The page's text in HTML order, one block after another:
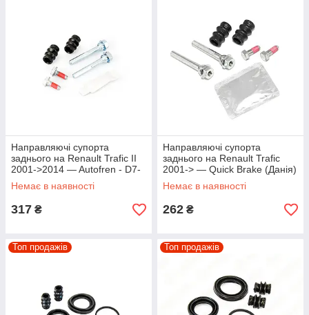
Направляючі супорта
заднього на Renault Trafic II
2001->2014 — Autofren - D7-
044C
Немає в наявності
317 ₴
Направляючі супорта
заднього на Renault Trafic
2001-> — Quick Brake (Данія)
- QB113-1346X
Немає в наявності
262 ₴
Топ продажів Топ продажів